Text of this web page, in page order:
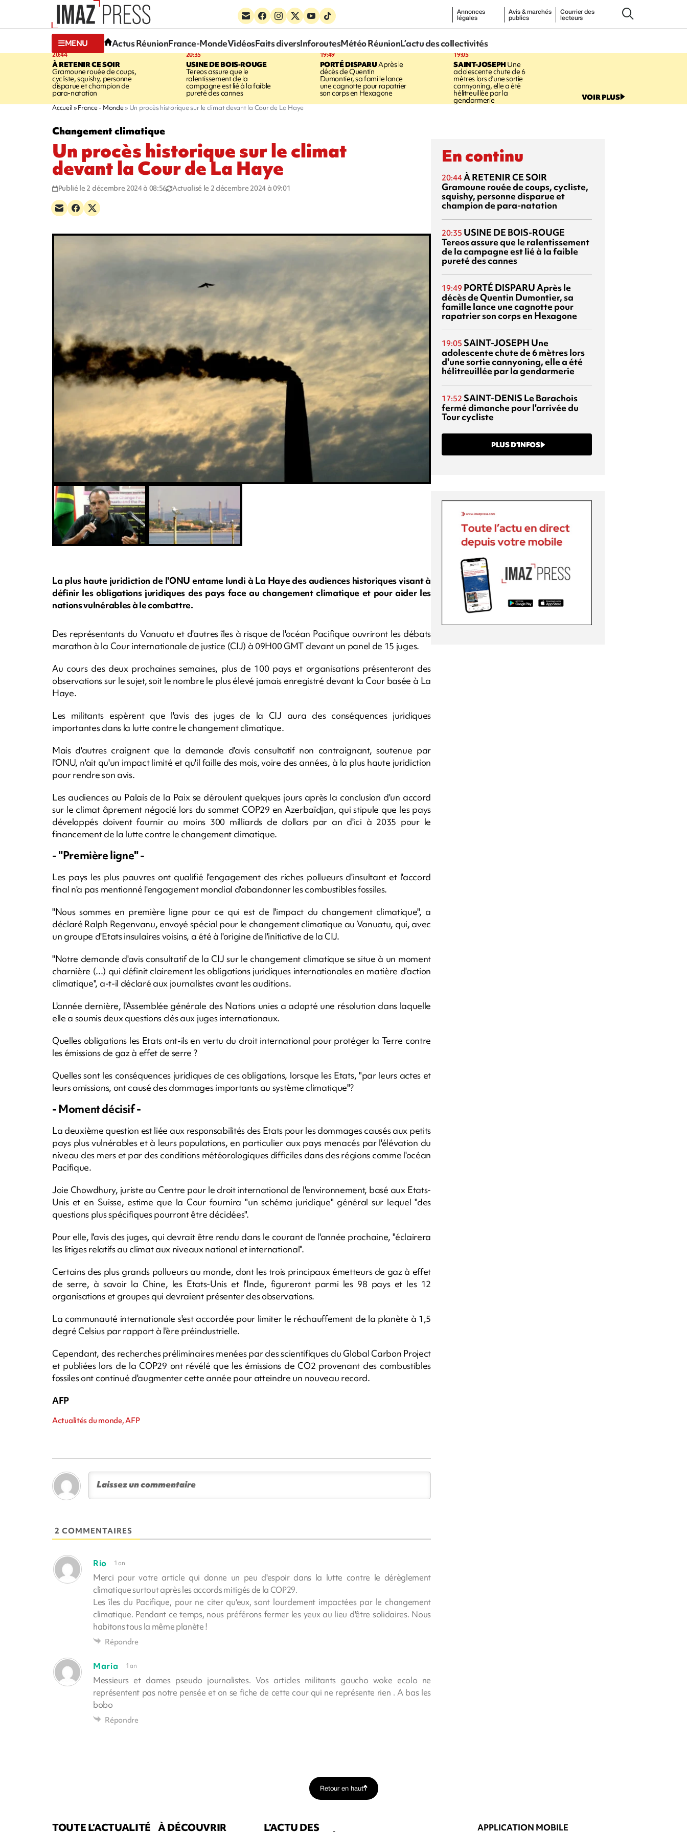
Annonces
légales
Avis & marchés
publics
Courrier des
lecteurs
MENU Actus RéunionFrance-MondeVidéosFaits diversInforoutesMétéo RéunionL’actu des collectivités
20:44
À RETENIR CE SOIR
Gramoune rouée de coups,
cycliste, squishy, personne
disparue et champion de
para-natation
20:35
USINE DE BOIS-ROUGE
Tereos assure que le
ralentissement de la
campagne est lié à la faible
pureté des cannes
19:49
PORTÉ DISPARUAprès le
décès de Quentin
Dumontier, sa famille lance
une cagnotte pour rapatrier
son corps en Hexagone
19:05
SAINT-JOSEPHUne
adolescente chute de 6
mètres lors d'une sortie
cannyoning, elle a été
hélitreuillée par la
gendarmerie VOIR PLUS
Accueil France - Monde Un procès historique sur le climat devant la Cour de La Haye
Changement climatique
Un procès historique sur le climat
devant la Cour de La Haye
Publié le 2 décembre 2024 à 08:56 Actualisé le 2 décembre 2024 à 09:01
La plus haute juridiction de l'ONU entame lundi à La Haye des audiences historiques visant à
définir les obligations juridiques des pays face au changement climatique et pour aider les
nations vulnérables à le combattre.
Des représentants du Vanuatu et d'autres îles à risque de l'océan Pacifique ouvriront les débats
marathon à la Cour internationale de justice (CIJ) à 09H00 GMT devant un panel de 15 juges.
Au cours des deux prochaines semaines, plus de 100 pays et organisations présenteront des
observations sur le sujet, soit le nombre le plus élevé jamais enregistré devant la Cour basée à La
Haye.
Les militants espèrent que l'avis des juges de la CIJ aura des conséquences juridiques
importantes dans la lutte contre le changement climatique.
Mais d'autres craignent que la demande d'avis consultatif non contraignant, soutenue par
l'ONU, n'ait qu'un impact limité et qu'il faille des mois, voire des années, à la plus haute juridiction
pour rendre son avis.
Les audiences au Palais de la Paix se déroulent quelques jours après la conclusion d'un accord
sur le climat âprement négocié lors du sommet COP29 en Azerbaïdjan, qui stipule que les pays
développés doivent fournir au moins 300 milliards de dollars par an d'ici à 2035 pour le
financement de la lutte contre le changement climatique.
- "Première ligne" -
Les pays les plus pauvres ont qualifié l'engagement des riches pollueurs d'insultant et l'accord
final n'a pas mentionné l'engagement mondial d'abandonner les combustibles fossiles.
"Nous sommes en première ligne pour ce qui est de l'impact du changement climatique", a
déclaré Ralph Regenvanu, envoyé spécial pour le changement climatique au Vanuatu, qui, avec
un groupe d'Etats insulaires voisins, a été à l'origine de l'initiative de la CIJ.
"Notre demande d'avis consultatif de la CIJ sur le changement climatique se situe à un moment
charnière (...) qui définit clairement les obligations juridiques internationales en matière d'action
climatique", a-t-il déclaré aux journalistes avant les auditions.
L'année dernière, l'Assemblée générale des Nations unies a adopté une résolution dans laquelle
elle a soumis deux questions clés aux juges internationaux.
Quelles obligations les Etats ont-ils en vertu du droit international pour protéger la Terre contre
les émissions de gaz à effet de serre ?
Quelles sont les conséquences juridiques de ces obligations, lorsque les Etats, "par leurs actes et
leurs omissions, ont causé des dommages importants au système climatique"?
- Moment décisif -
La deuxième question est liée aux responsabilités des Etats pour les dommages causés aux petits
pays plus vulnérables et à leurs populations, en particulier aux pays menacés par l'élévation du
niveau des mers et par des conditions météorologiques difficiles dans des régions comme l'océan
Pacifique.
Joie Chowdhury, juriste au Centre pour le droit international de l'environnement, basé aux Etats-
Unis et en Suisse, estime que la Cour fournira "un schéma juridique" général sur lequel "des
questions plus spécifiques pourront être décidées".
Pour elle, l'avis des juges, qui devrait être rendu dans le courant de l'année prochaine, "éclairera
les litiges relatifs au climat aux niveaux national et international".
Certains des plus grands pollueurs au monde, dont les trois principaux émetteurs de gaz à effet
de serre, à savoir la Chine, les Etats-Unis et l'Inde, figureront parmi les 98 pays et les 12
organisations et groupes qui devraient présenter des observations.
La communauté internationale s'est accordée pour limiter le réchauffement de la planète à 1,5
degré Celsius par rapport à l'ère préindustrielle.
Cependant, des recherches préliminaires menées par des scientifiques du Global Carbon Project
et publiées lors de la COP29 ont révélé que les émissions de CO2 provenant des combustibles
fossiles ont continué d'augmenter cette année pour atteindre un nouveau record.
AFP
Actualités du monde, AFP
2 COMMENTAIRES
Rio 1 an
Merci pour votre article qui donne un peu d'espoir dans la lutte contre le dérèglement
climatique surtout après les accords mitigés de la COP29.
Les îles du Pacifique, pour ne citer qu'eux, sont lourdement impactées par le changement
climatique. Pendant ce temps, nous préférons fermer les yeux au lieu d'être solidaires. Nous
habitons tous la même planète !
Répondre
Maria 1 an
Messieurs et dames pseudo journalistes. Vos articles militants gaucho woke ecolo ne
représentent pas notre pensée et on se fiche de cette cour qui ne représente rien . A bas les
bobo
Répondre
En continu
20:44À RETENIR CE SOIR
Gramoune rouée de coups, cycliste,
squishy, personne disparue et
champion de para-natation
20:35 USINE DE BOIS-ROUGE
Tereos assure que le ralentissement
de la campagne est lié à la faible
pureté des cannes
19:49 PORTÉ DISPARUAprès le
décès de Quentin Dumontier, sa
famille lance une cagnotte pour
rapatrier son corps en Hexagone
19:05 SAINT-JOSEPH Une
adolescente chute de 6 mètres lors
d'une sortie cannyoning, elle a été
hélitreuillée par la gendarmerie
17:52 SAINT-DENIS Le Barachois
fermé dimanche pour l'arrivée du
Tour cycliste
PLUS D’INFOS
Retour en haut
TOUTE L’ACTUALITÉ À DÉCOUVRIR L’ACTU DES APPLICATION MOBILE